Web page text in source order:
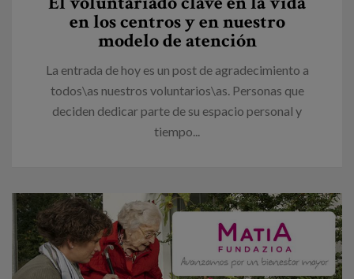
en los centros y en nuestro
modelo de atención
La entrada de hoy es un post de agradecimiento a
todos\as nuestros voluntarios\as. Personas que
deciden dedicar parte de su espacio personal y
tiempo...